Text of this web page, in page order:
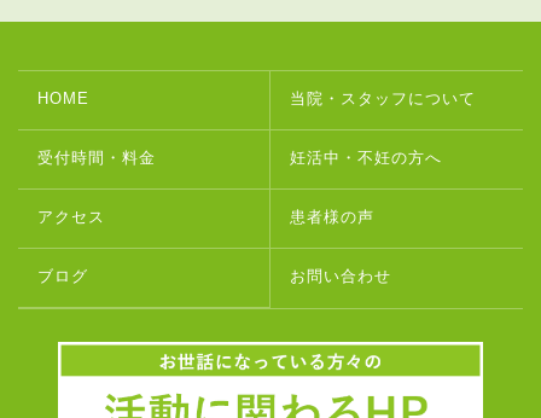
HOME 当院・スタッフについて
受付時間・料金 妊活中・不妊の方へ
アクセス 患者様の声
ブログ お問い合わせ